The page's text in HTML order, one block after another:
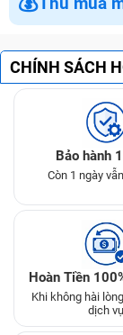
CHÍNH SÁCH
Bảo hành
Còn 1 ngày
Hoàn Tiền
Khi không hài
dịch vụ